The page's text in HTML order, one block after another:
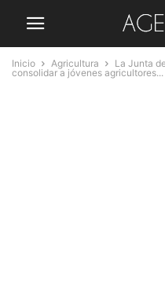
Inicio Agricultura
La Junta
consolidar a jóvenes agricultores...